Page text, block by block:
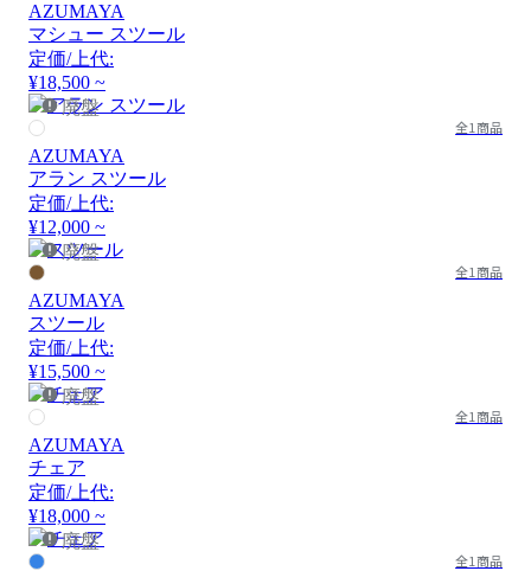
AZUMAYA
マシュー スツール
定価/上代:
¥18,500 ~
廃盤
全1商品
AZUMAYA
アラン スツール
定価/上代:
¥12,000 ~
廃盤
全1商品
AZUMAYA
スツール
定価/上代:
¥15,500 ~
廃盤
全1商品
AZUMAYA
チェア
定価/上代:
¥18,000 ~
廃盤
全1商品